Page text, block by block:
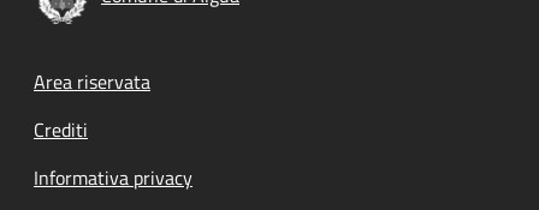
Footer menu
Area riservata
Crediti
Informativa privacy